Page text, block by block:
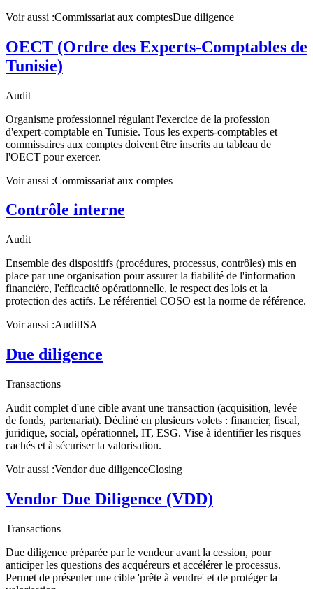
Voir aussi :Commissariat aux comptesDue diligence
OECT (Ordre des Experts-Comptables de
Tunisie)
Audit
Organisme professionnel régulant l'exercice de la profession
d'expert-comptable en Tunisie. Tous les experts-comptables et
commissaires aux comptes doivent être inscrits au tableau de
l'OECT pour exercer.
Voir aussi :Commissariat aux comptes
Contrôle interne
Audit
Ensemble des dispositifs (procédures, processus, contrôles) mis en
place par une organisation pour assurer la fiabilité de l'information
financière, l'efficacité opérationnelle, le respect des lois et la
protection des actifs. Le référentiel COSO est la norme de référence.
Voir aussi :AuditISA
Due diligence
Transactions
Audit complet d'une cible avant une transaction (acquisition, levée
de fonds, partenariat). Décliné en plusieurs volets : financier, fiscal,
juridique, social, opérationnel, IT, ESG. Vise à identifier les risques
cachés et à sécuriser la valorisation.
Voir aussi :Vendor due diligenceClosing
Vendor Due Diligence (VDD)
Transactions
Due diligence préparée par le vendeur avant la cession, pour
anticiper les questions des acquéreurs et accélérer le processus.
Permet de présenter une cible 'prête à vendre' et de protéger la